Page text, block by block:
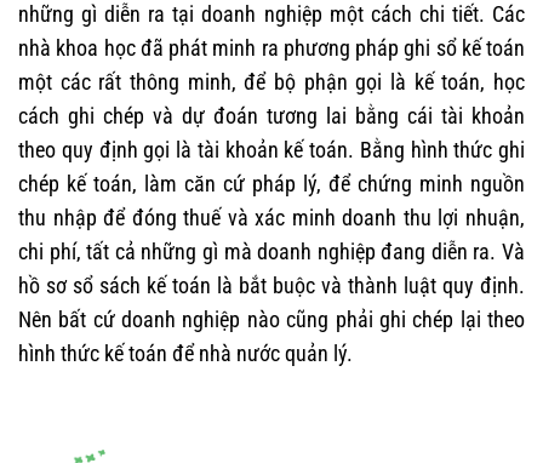
những gì diễn ra tại doanh nghiệp một cách chi tiết. Các
nhà khoa học đã phát minh ra phương pháp ghi sổ kế toán
một các rất thông minh, để bộ phận gọi là kế toán, học
cách ghi chép và dự đoán tương lai bằng cái tài khoản
theo quy định gọi là tài khoản kế toán. Bằng hình thức ghi
chép kế toán, làm căn cứ pháp lý, để chứng minh nguồn
thu nhập để đóng thuế và xác minh doanh thu lợi nhuận,
chi phí, tất cả những gì mà doanh nghiệp đang diễn ra. Và
hồ sơ sổ sách kế toán là bắt buộc và thành luật quy định.
Nên bất cứ doanh nghiệp nào cũng phải ghi chép lại theo
hình thức kế toán để nhà nước quản lý.